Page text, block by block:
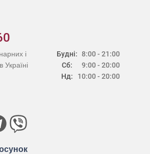
Будні:
Сб:
Нд:
8:00 - 21:00
9:00 - 20:00
10:00 - 20:00
і
Україні